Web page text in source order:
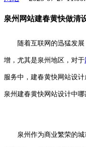
泉州网站建春黄快做清
随着互联网的迅猛发
增，尤其是泉州地区，对于
服务中，建春黄快网站设
泉州建春黄快网站设计中哪
泉州作为商业繁荣的城